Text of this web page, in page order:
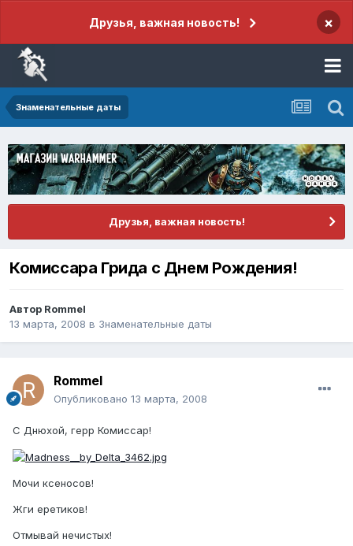
Друзья, важная новость! ×
Знаменательные даты
Друзья, важная новость!
Комиссара Грида с Днем Рождения!
Автор Rommel
13 марта, 2008 в Знаменательные даты
Rommel
Опубликовано 13 марта, 2008
С Днюхой, герр Комиссар!
Мочи ксеносов!
Жги еретиков!
Отмывай нечистых!